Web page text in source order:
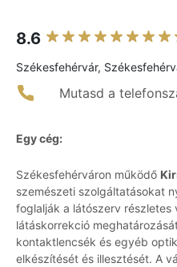
8.6
Székesfehérvár,
Mutasd a
Egy cég:
Székesfehérváron működő
szemészeti szolgáltatásokat
foglalják a látószerv
látáskorrekció
kontaktlencsék és egyéb
elkészítését és illesztését. A